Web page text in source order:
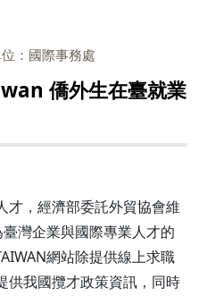
：國際事務處
僑外生在臺就業
才，經濟部委託外貿協會維
灣企業與國際專業人才的
網站除提供線上求職
供我國攬才政策資訊，同時